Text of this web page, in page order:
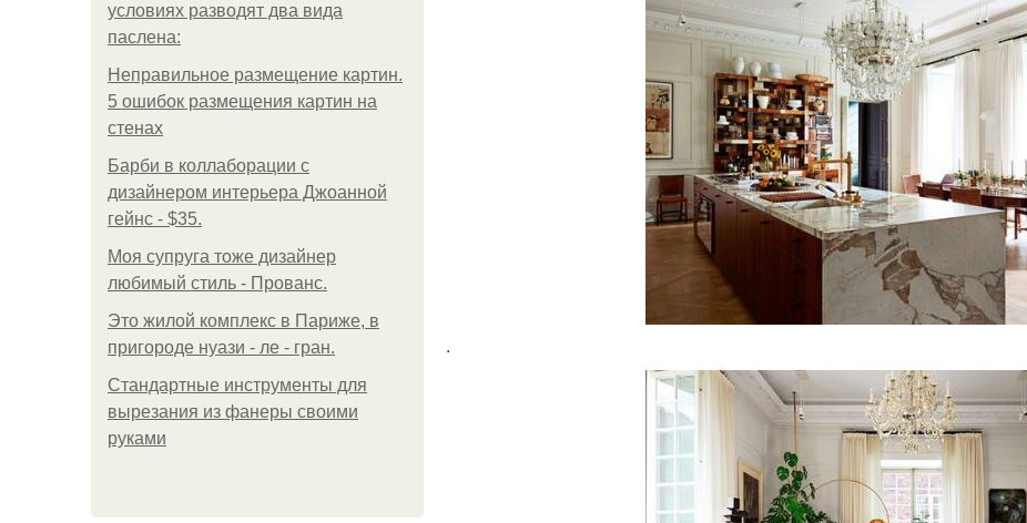
условиях разводят два вида
паслена:
Неправильное размещение картин.
5 ошибок размещения картин на
стенах
Барби в коллаборации с
дизайнером интерьера Джоанной
гейнс - $35.
Моя супруга тоже дизайнер
любимый стиль - Прованс.
Это жилой комплекс в Париже, в
пригороде нуази - ле - гран.
Стандартные инструменты для
вырезания из фанеры своими
руками
.